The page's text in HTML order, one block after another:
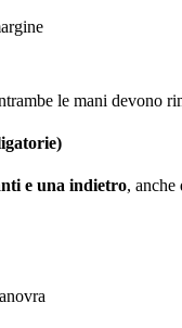
le mani devono
e una indietro, anche